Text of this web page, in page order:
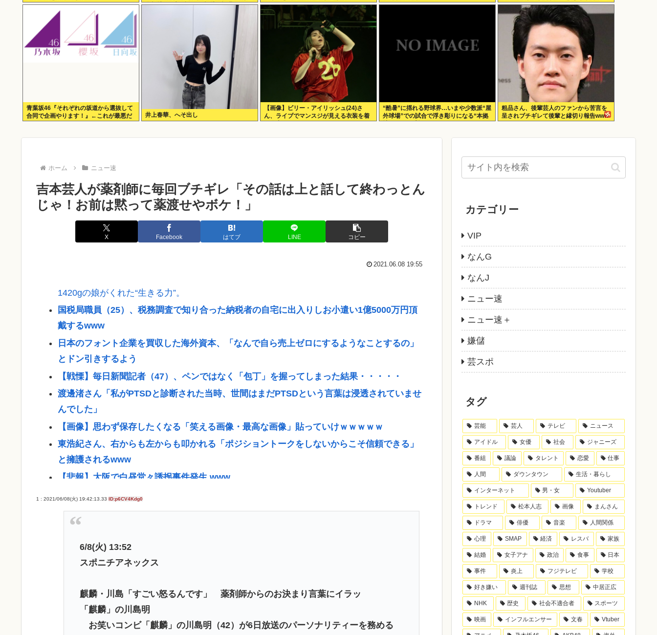
身打撲、頭部裂傷及び打撲の怪我
られなくてワロタ
青葉坂46『それぞれの坂道から選抜して
合同で企画やります！』←これが最悪だ
よな
井上春華、へそ出し
【画像】ビリー・アイリッシュ(24)さ
ん、ライブでマンスジが見える衣装を着
て炎上
“酷暑”に揺れる野球界…いまや少数派“屋
外球場”での試合で浮き彫りになる“本拠
地がドーム球場”チームのデメリット
粗品さん、後輩芸人のファンから苦言を
呈されブチギレて後輩と縁切り報告www
ホーム ニュー速
吉本芸人が薬剤師に毎回ブチギレ「その話は上と話して終わっとん
じゃ！お前は黙って薬渡せやボケ！」
X Facebook はてブ LINE コピー
2021.06.08 19:55
1420gの娘がくれた“生きる力”。
国税局職員（25）、税務調査で知り合った納税者の自宅に出入りしお小遣い1億5000万円頂
戴するwww
日本のフォント企業を買収した海外資本、「なんで自ら売上ゼロにするようなことするの」
とドン引きするよう
【戦慄】毎日新聞記者（47）、ペンではなく「包丁」を握ってしまった結果・・・・・
渡邊渚さん「私がPTSDと診断された当時、世間はまだPTSDという言葉は浸透されていませ
んでした」
【画像】思わず保存したくなる「笑える画像・最高な画像」貼っていけｗｗｗｗｗ
東浩紀さん、右からも左からも叩かれる「ポジショントークをしないからこそ信頼できる」
と擁護されるwww
【悲報】大阪で白昼堂々誘拐事件発生 www
国税 ギャンブル脱税パパ活etc..「こんなことでは国民の信用がなくなってしまう」
【九州名物】鶏刺し食べた医師、全身麻痺へ…「死んだほうが良かった」
【悲報】中居正広「俺が来たことは内緒だべ」極秘で熊本でボランティアをしていた
イチローの晩年(2011-2019)の成績、流石に擁護できないwww
避難所地獄と化す「ずっと同じ食べ物&断水でトイレ流せず悪臭&床に直接就寝&コロナ感
高橋名人が左手のバネを取るため手術を決意
1 : 2021/06/08(火) 19:42:13.33 ID:p6CV4Kdg0
6/8(火) 13:52
スポニチアネックス
麒麟・川島「すごい怒るんです」 薬剤師からのお決まり言葉にイラッ
「麒麟」の川島明
お笑いコンビ「麒麟」の川島明（42）が6日放送のパーソナリティーを務める
カテゴリー
VIP
なんG
なんJ
ニュー速
ニュー速＋
嫌儲
芸スポ
タグ
芸能 芸人 テレビ ニュース
アイドル 女優 社会 ジャニーズ
番組 議論 タレント 恋愛 仕事
人間 ダウンタウン 生活・暮らし
インターネット 男・女 Youtuber
トレンド 松本人志 画像 まんさん
ドラマ 俳優 音楽 人間関係
心理 SMAP 経済 レスバ 家族
結婚 女子アナ 政治 食事 日本
事件 炎上 フジテレビ 学校
好き嫌い 週刊誌 思想 中居正広
NHK 歴史 社会不適合者 スポーツ
映画 インフルエンサー 文春 Vtuber